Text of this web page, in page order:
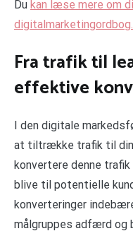
Du kan læse mere om
Fra trafik til
effektive
I den digitale
at tiltrække trafik til din
konvertere denne
blive til potentielle
konverteringer
målgruppes adfærd og